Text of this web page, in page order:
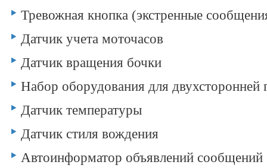
Тревожная кнопка (экстренные
Датчик учета моточасов
Датчик вращения бочки
Набор оборудования для двухсторонней
Датчик температуры
Датчик стиля вождения
Автоинформатор объявлений сообщений